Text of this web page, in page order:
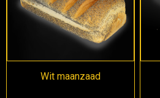
Wit maanzaad